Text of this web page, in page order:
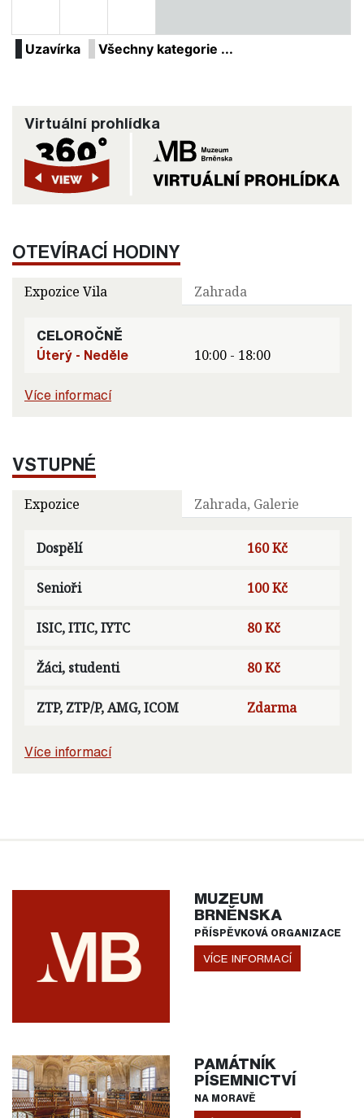
Uzavírka Všechny kategorie ...
Virtuální prohlídka
OTEVÍRACÍ HODINY
Expozice Vila Zahrada
CELOROČNĚ
Úterý - Neděle
10:00 - 18:00
Více informací
VSTUPNÉ
Expozice Zahrada, Galerie
Dospělí 160 Kč
Senioři 100 Kč
ISIC, ITIC, IYTC 80 Kč
Žáci, studenti 80 Kč
ZTP, ZTP/P, AMG, ICOM Zdarma
Více informací
MUZEUM
BRNĚNSKA
PŘÍSPĚVKOVÁ ORGANIZACE
VÍCE INFORMACÍ
PAMÁTNÍK
PÍSEMNICTVÍ
NA MORAVĚ